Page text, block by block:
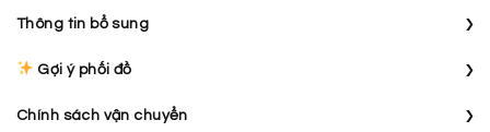
Thông tin bổ sung ›
Gợi ý phối đồ ›
Chính sách vận chuyển ›